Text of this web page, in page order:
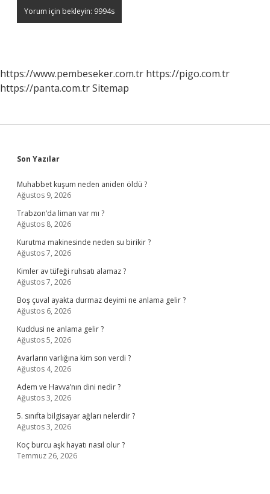
https://www.pembeseker.com.tr https://pigo.com.tr
https://panta.com.trSitemap
Sidebar
Son Yazılar
Muhabbet kuşum neden aniden öldü ?
Ağustos 9, 2026
Trabzon’da liman var mı ?
Ağustos 8, 2026
Kurutma makinesinde neden su birikir ?
Ağustos 7, 2026
Kimler av tüfeği ruhsatı alamaz ?
Ağustos 7, 2026
Boş çuval ayakta durmaz deyimi ne anlama gelir ?
Ağustos 6, 2026
Kuddusi ne anlama gelir ?
Ağustos 5, 2026
Avarların varlığına kim son verdi ?
Ağustos 4, 2026
Adem ve Havva’nın dini nedir ?
Ağustos 3, 2026
5. sınıfta bilgisayar ağları nelerdir ?
Ağustos 3, 2026
Koç burcu aşk hayatı nasıl olur ?
Temmuz 26, 2026